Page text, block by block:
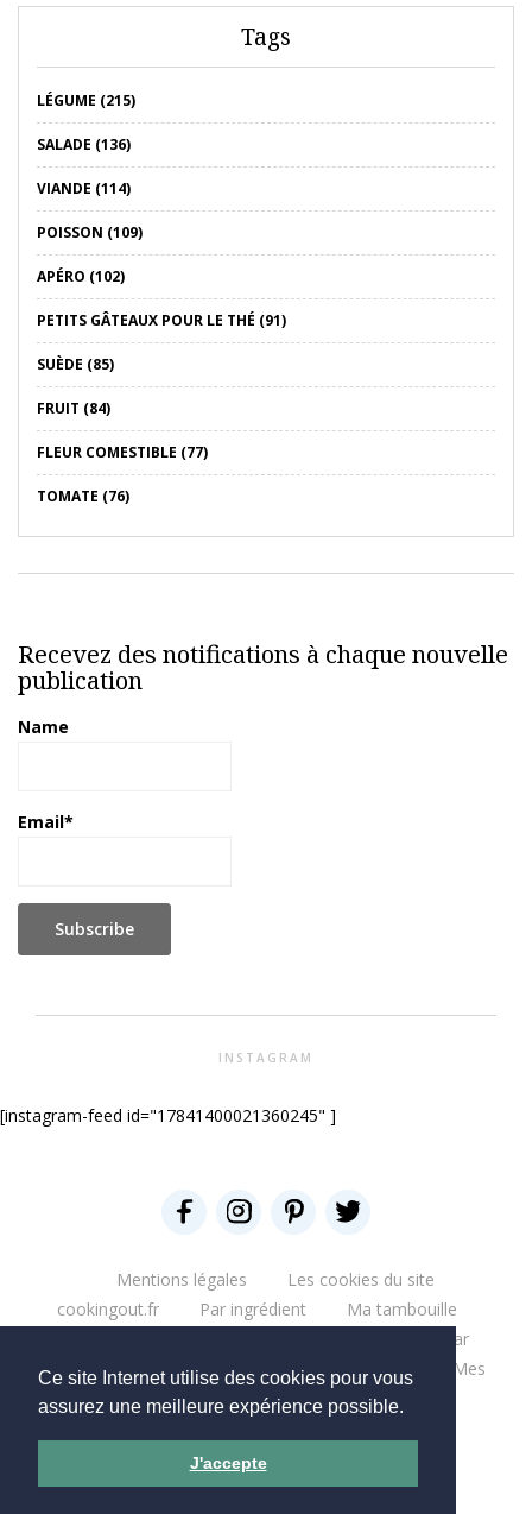
Ce site Internet utilise des cookies pour vous
assurez une meilleure expérience possible.
J'accepte
Tags
LÉGUME (215)
SALADE (136)
VIANDE (114)
POISSON (109)
APÉRO (102)
PETITS GÂTEAUX POUR LE THÉ (91)
SUÈDE (85)
FRUIT (84)
FLEUR COMESTIBLE (77)
TOMATE (76)
Recevez des notifications à chaque nouvelle
publication
Name
Email*
INSTAGRAM
[instagram-feed id="17841400021360245" ]
Mentions légales
Les cookies du site
cookingout.fr
Par ingrédient
Ma tambouille
Par
ingrédient
Mes aventures Bonne table
Mes
escapades
Que du blabla
Mes bouquins
Copyright © 2026 - CookingOut